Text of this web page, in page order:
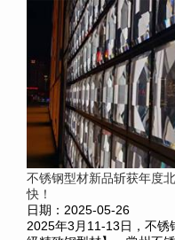
不锈钢型材新品斩获年度
快！
日期：2025-05-26
2025年3月11-13日，不锈